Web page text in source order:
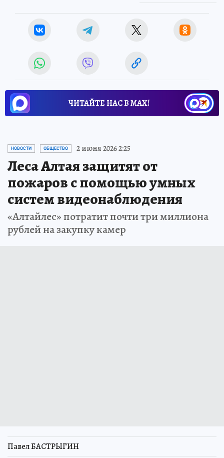
ЧИТАЙТЕ НАС В МАХ!
НОВОСТИ ОБЩЕСТВО 2 июня 2026 2:25
Леса Алтая защитят от
пожаров с помощью умных
систем видеонаблюдения
«Алтайлес» потратит почти три миллиона
рублей на закупку камер
Павел БАСТРЫГИН